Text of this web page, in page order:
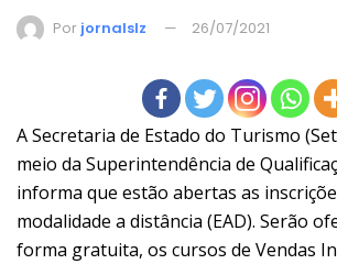
Por jornalslz 26/07/2021
A Secretaria de Estado do Turismo
meio da Superintendência de
informa que estão abertas as
modalidade a distância (EAD). Serão
forma gratuita, os cursos de Vendas